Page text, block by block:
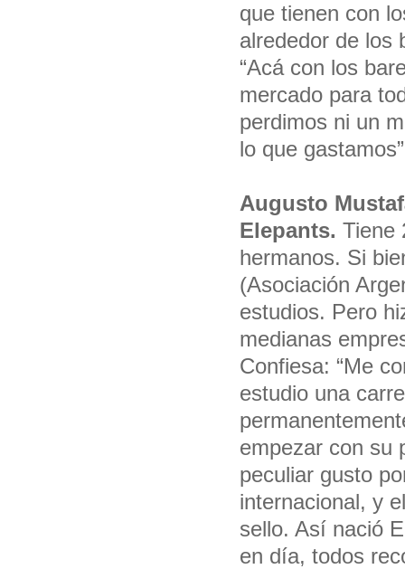
que tienen con
alrededor de los
“Acá con los
mercado para
perdimos ni un
lo que
Augusto
Elepants. Tiene
hermanos. Si
(Asociación
estudios. Pero
medianas
Confiesa: “Me
estudio una
empezar con su
peculiar gusto
internacional, y
sello. Así nació
en día, todos